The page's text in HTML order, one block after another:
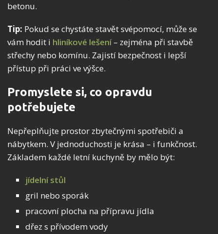
betonu.
Tip: Pokud se chystáte stavět svépomocí, může se
vám hodit i hliníkové lešení– zejména při stavbě
střechy nebo komínu. Zajistí bezpečnost i lepší
přístup při práci ve výšce.
Promyslete si, co opravdu
potřebujete
Nepřeplňujte prostor zbytečnými spotřebiči a
nábytkem. V jednoduchosti je krása – i funkčnost.
Základem každé letní kuchyně by mělo být:
jídelní stůl
gril nebo sporák
pracovní plocha na přípravu jídla
dřez s přívodem vody